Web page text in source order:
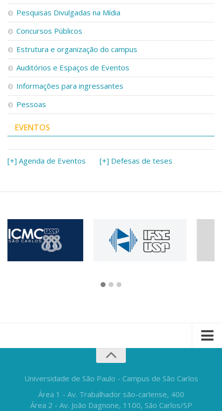
Pesquisas Divulgadas na Mídia
Concursos Públicos
Estrutura e organização do campus
Auditórios e Espaços de Eventos
Informações para ingressantes
Pessoas
EVENTOS
[+] Agenda de Eventos [+] Defesas de teses
Universidade de São Paulo - Campus de São Carlos
Área 1 - Av. Trabalhador são-carlense, 400
Área 2 - Av. João Dagnone, 1100, São Carlos/SP